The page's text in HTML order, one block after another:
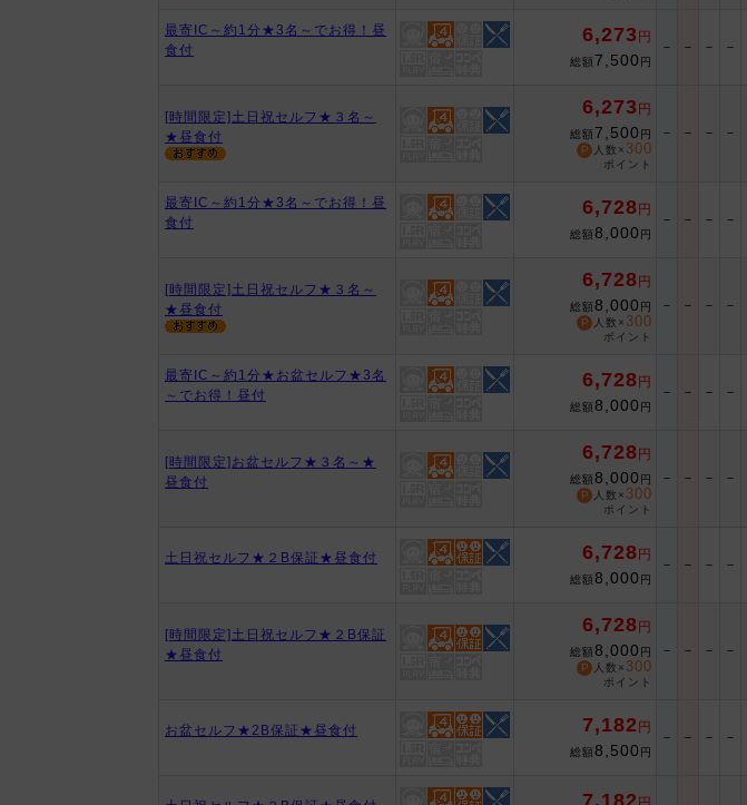
最寄IC～約1分★3名～でお得！昼
食付
6,273 円
総額 7,500 円
－ － － －
[時間限定]土日祝セルフ★３名～
★昼食付
6,273 円
総額 7,500 円
人数× 300
ポイント
－ － － －
最寄IC～約1分★3名～でお得！昼
食付
6,728 円
総額8,000 円
－ － － －
[時間限定]土日祝セルフ★３名～
★昼食付
6,728 円
総額8,000 円
人数× 300
ポイント
－ － － －
最寄IC～約1分★お盆セルフ★3名
～でお得！昼付
6,728 円
総額8,000 円
－ － － －
[時間限定]お盆セルフ★３名～★
昼食付
6,728 円
総額8,000 円
人数× 300
ポイント
－ － － －
土日祝セルフ★２B保証★昼食付 6,728 円
総額8,000 円
－ － － －
[時間限定]土日祝セルフ★２B保証
★昼食付
6,728 円
総額8,000 円
人数× 300
ポイント
－ － － －
お盆セルフ★2B保証★昼食付 7,182 円
総額8,500 円
－ － － －